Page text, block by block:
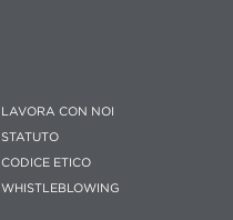
LAVORA CON NOI
STATUTO
CODICE ETICO
WHISTLEBLOWING